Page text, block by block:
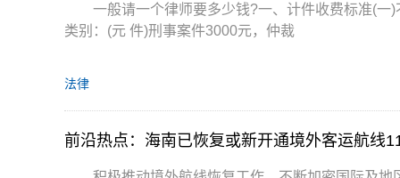
一般请一个律师要多少钱?一、计件收费标准(
类别：(元 件)刑事案件3000元，仲裁
法律
前沿热点：海南已恢复或新开通境外客运航线